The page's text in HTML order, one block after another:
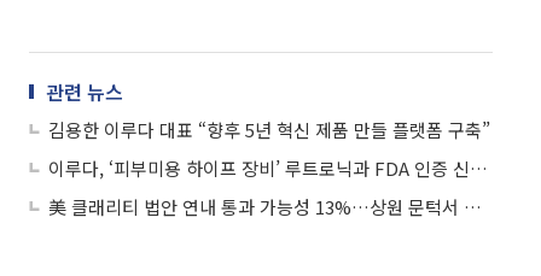
관련 뉴스
김용한 이루다 대표 “향후 5년 혁신 제품 만들 플랫폼 구축”
이루다, ‘피부미용 하이프 장비’ 루트로닉과 FDA 인증 신청 검토 중
美 클래리티 법안 연내 통과 가능성 13%…상원 문턱서 제동